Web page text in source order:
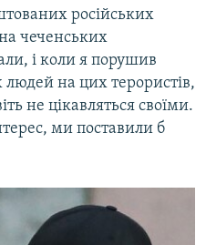
російських
чеченських
і коли я порушив
на цих терористів,
не цікавляться своїми.
ми поставили б